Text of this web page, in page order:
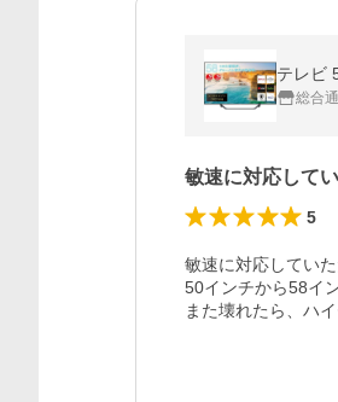
テレビ
総合
敏速に対応して
5
敏速に対応してい
50インチから58イ
また壊れたら、ハ